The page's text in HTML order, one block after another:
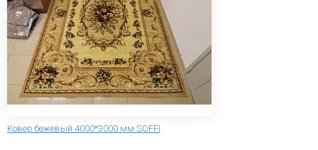
Ковер бежевый 4000*3000 мм SOFFI